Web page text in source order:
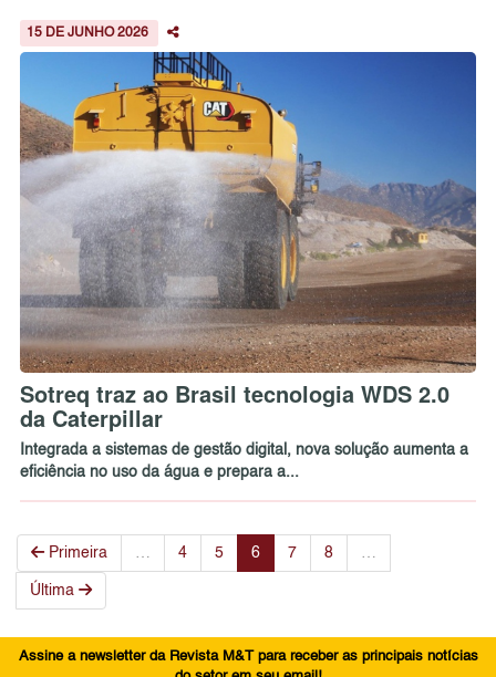
15 DE JUNHO 2026
Sotreq traz ao Brasil tecnologia WDS 2.0
da Caterpillar
Integrada a sistemas de gestão digital, nova solução aumenta a
eficiência no uso da água e prepara a...
Primeira 4 5 6 7 8
Última
Assine a newsletter da Revista M&T para receber as principais notícias